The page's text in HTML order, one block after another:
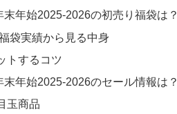
末年始2025-2026の初売り福袋は？
袋実績から見る中身
トするコツ
末年始2025-2026のセール情報は？
玉商品